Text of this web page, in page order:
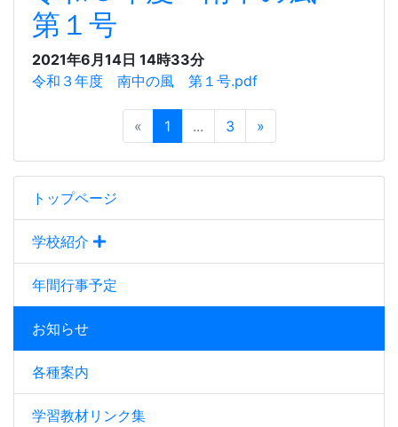
トップページ
学校紹介
年間行事予定
お知らせ
各種案内
学習教材リンク集
第１号
2021年6月14日 14時33分
令和３年度 南中の風 第１号.pdf
« 1 ... 3 »